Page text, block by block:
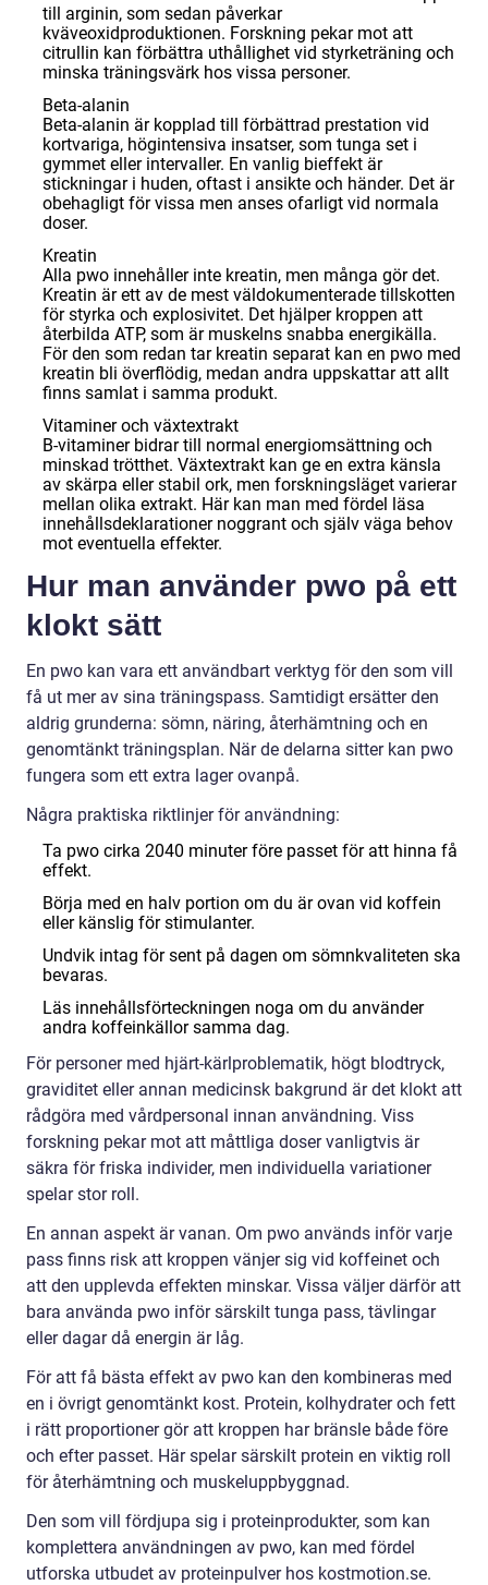
till arginin, som sedan påverkar
kväveoxidproduktionen. Forskning pekar mot att
citrullin kan förbättra uthållighet vid styrketräning och
minska träningsvärk hos vissa personer.
Beta-alanin
Beta-alanin är kopplad till förbättrad prestation vid
kortvariga, högintensiva insatser, som tunga set i
gymmet eller intervaller. En vanlig bieffekt är
stickningar i huden, oftast i ansikte och händer. Det är
obehagligt för vissa men anses ofarligt vid normala
doser.
Kreatin
Alla pwo innehåller inte kreatin, men många gör det.
Kreatin är ett av de mest väldokumenterade tillskotten
för styrka och explosivitet. Det hjälper kroppen att
återbilda ATP, som är muskelns snabba energikälla.
För den som redan tar kreatin separat kan en pwo med
kreatin bli överflödig, medan andra uppskattar att allt
finns samlat i samma produkt.
Vitaminer och växtextrakt
B-vitaminer bidrar till normal energiomsättning och
minskad trötthet. Växtextrakt kan ge en extra känsla
av skärpa eller stabil ork, men forskningsläget varierar
mellan olika extrakt. Här kan man med fördel läsa
innehållsdeklarationer noggrant och själv väga behov
mot eventuella effekter.
Hur man använder pwo på ett
klokt sätt
En pwo kan vara ett användbart verktyg för den som vill
få ut mer av sina träningspass. Samtidigt ersätter den
aldrig grunderna: sömn, näring, återhämtning och en
genomtänkt träningsplan. När de delarna sitter kan pwo
fungera som ett extra lager ovanpå.
Några praktiska riktlinjer för användning:
Ta pwo cirka 2040 minuter före passet för att hinna få
effekt.
Börja med en halv portion om du är ovan vid koffein
eller känslig för stimulanter.
Undvik intag för sent på dagen om sömnkvaliteten ska
bevaras.
Läs innehållsförteckningen noga om du använder
andra koffeinkällor samma dag.
För personer med hjärt-kärlproblematik, högt blodtryck,
graviditet eller annan medicinsk bakgrund är det klokt att
rådgöra med vårdpersonal innan användning. Viss
forskning pekar mot att måttliga doser vanligtvis är
säkra för friska individer, men individuella variationer
spelar stor roll.
En annan aspekt är vanan. Om pwo används inför varje
pass finns risk att kroppen vänjer sig vid koffeinet och
att den upplevda effekten minskar. Vissa väljer därför att
bara använda pwo inför särskilt tunga pass, tävlingar
eller dagar då energin är låg.
För att få bästa effekt av pwo kan den kombineras med
en i övrigt genomtänkt kost. Protein, kolhydrater och fett
i rätt proportioner gör att kroppen har bränsle både före
och efter passet. Här spelar särskilt protein en viktig roll
för återhämtning och muskeluppbyggnad.
Den som vill fördjupa sig i proteinprodukter, som kan
komplettera användningen av pwo, kan med fördel
utforska utbudet av proteinpulver hos kostmotion.se.